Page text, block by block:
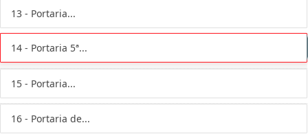
13 - Portaria...
14 - Portaria 5ª...
15 - Portaria...
16 - Portaria de...